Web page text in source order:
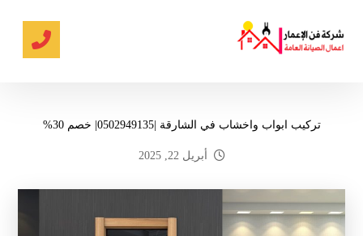
تركيب ابواب واخشاب في الشارقة |0502949135| خصم 30%
أبريل 22, 2025